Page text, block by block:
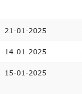
21-01-2025
14-01-2025
15-01-2025